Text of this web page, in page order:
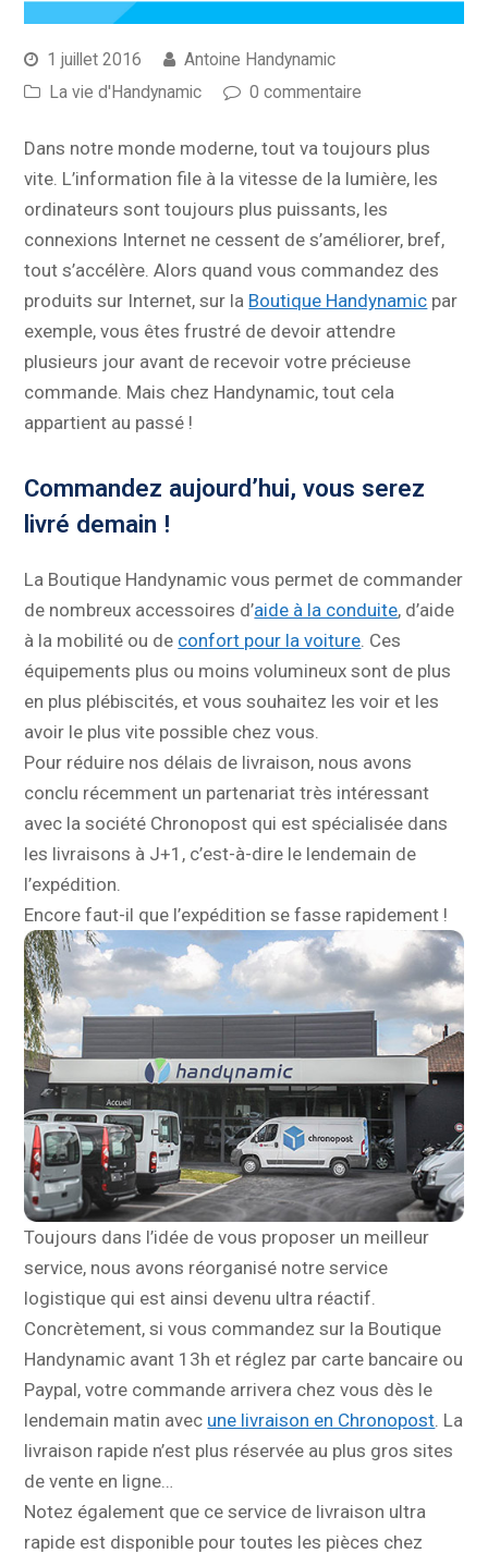
1 juillet 2016
Antoine Handynamic
La vie d'Handynamic
0 commentaire
Dans notre monde moderne, tout va toujours plus
vite. L’information file à la vitesse de la lumière, les
ordinateurs sont toujours plus puissants, les
connexions Internet ne cessent de s’améliorer, bref,
tout s’accélère. Alors quand vous commandez des
produits sur Internet, sur la Boutique Handynamic par
exemple, vous êtes frustré de devoir attendre
plusieurs jour avant de recevoir votre précieuse
commande. Mais chez Handynamic, tout cela
appartient au passé !
Commandez aujourd’hui, vous serez
livré demain !
La Boutique Handynamic vous permet de commander
de nombreux accessoires d’aide à la conduite, d’aide
à la mobilité ou de confort pour la voiture . Ces
équipements plus ou moins volumineux sont de plus
en plus plébiscités, et vous souhaitez les voir et les
avoir le plus vite possible chez vous.
Pour réduire nos délais de livraison, nous avons
conclu récemment un partenariat très intéressant
avec la société Chronopost qui est spécialisée dans
les livraisons à J+1, c’est-à-dire le lendemain de
l’expédition.
Encore faut-il que l’expédition se fasse rapidement !
Toujours dans l’idée de vous proposer un meilleur
service, nous avons réorganisé notre service
logistique qui est ainsi devenu ultra réactif.
Concrètement, si vous commandez sur la Boutique
Handynamic avant 13h et réglez par carte bancaire ou
Paypal, votre commande arrivera chez vous dès le
lendemain matin avec une livraison en Chronopost. La
livraison rapide n’est plus réservée au plus gros sites
de vente en ligne…
Notez également que ce service de livraison ultra
rapide est disponible pour toutes les pièces chez